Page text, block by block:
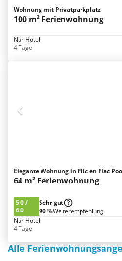
Wohnung mit Privatparkplatz
100 m² Ferienwohnung
Nur Hotel
4 Tage
Elegante Wohnung in Flic en Flac
64 m² Ferienwohnung
5.0/
6.0
Sehr gut
90 %Weiterempfehlung
Nur Hotel
4 Tage
Alle